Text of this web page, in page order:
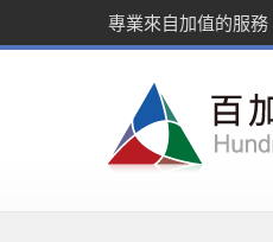
專業來自加值的服務